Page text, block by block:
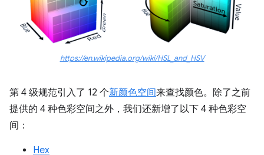
https://en.wikipedia.org/wiki/HSL_and_HSV
第 4 级规范引入了 12 个新颜色空间来查找颜色。除了之前
提供的 4 种色彩空间之外，我们还新增了以下 4 种色彩空
间：
Hex